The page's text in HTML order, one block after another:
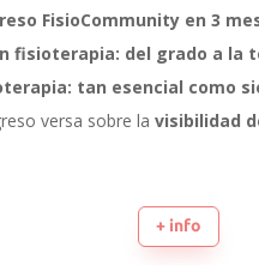
FisioCommunity en 3
fisioterapia: del grado a la
tan esencial como
versa sobre la visibilidad
+ info